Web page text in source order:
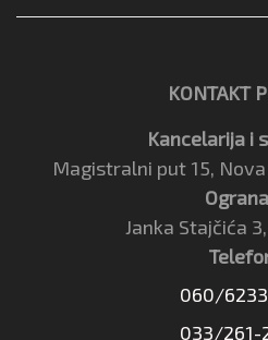
KONTAKT
Kancelarija i
Magistralni put 15,
Janka Stajčića
060/
033/261-